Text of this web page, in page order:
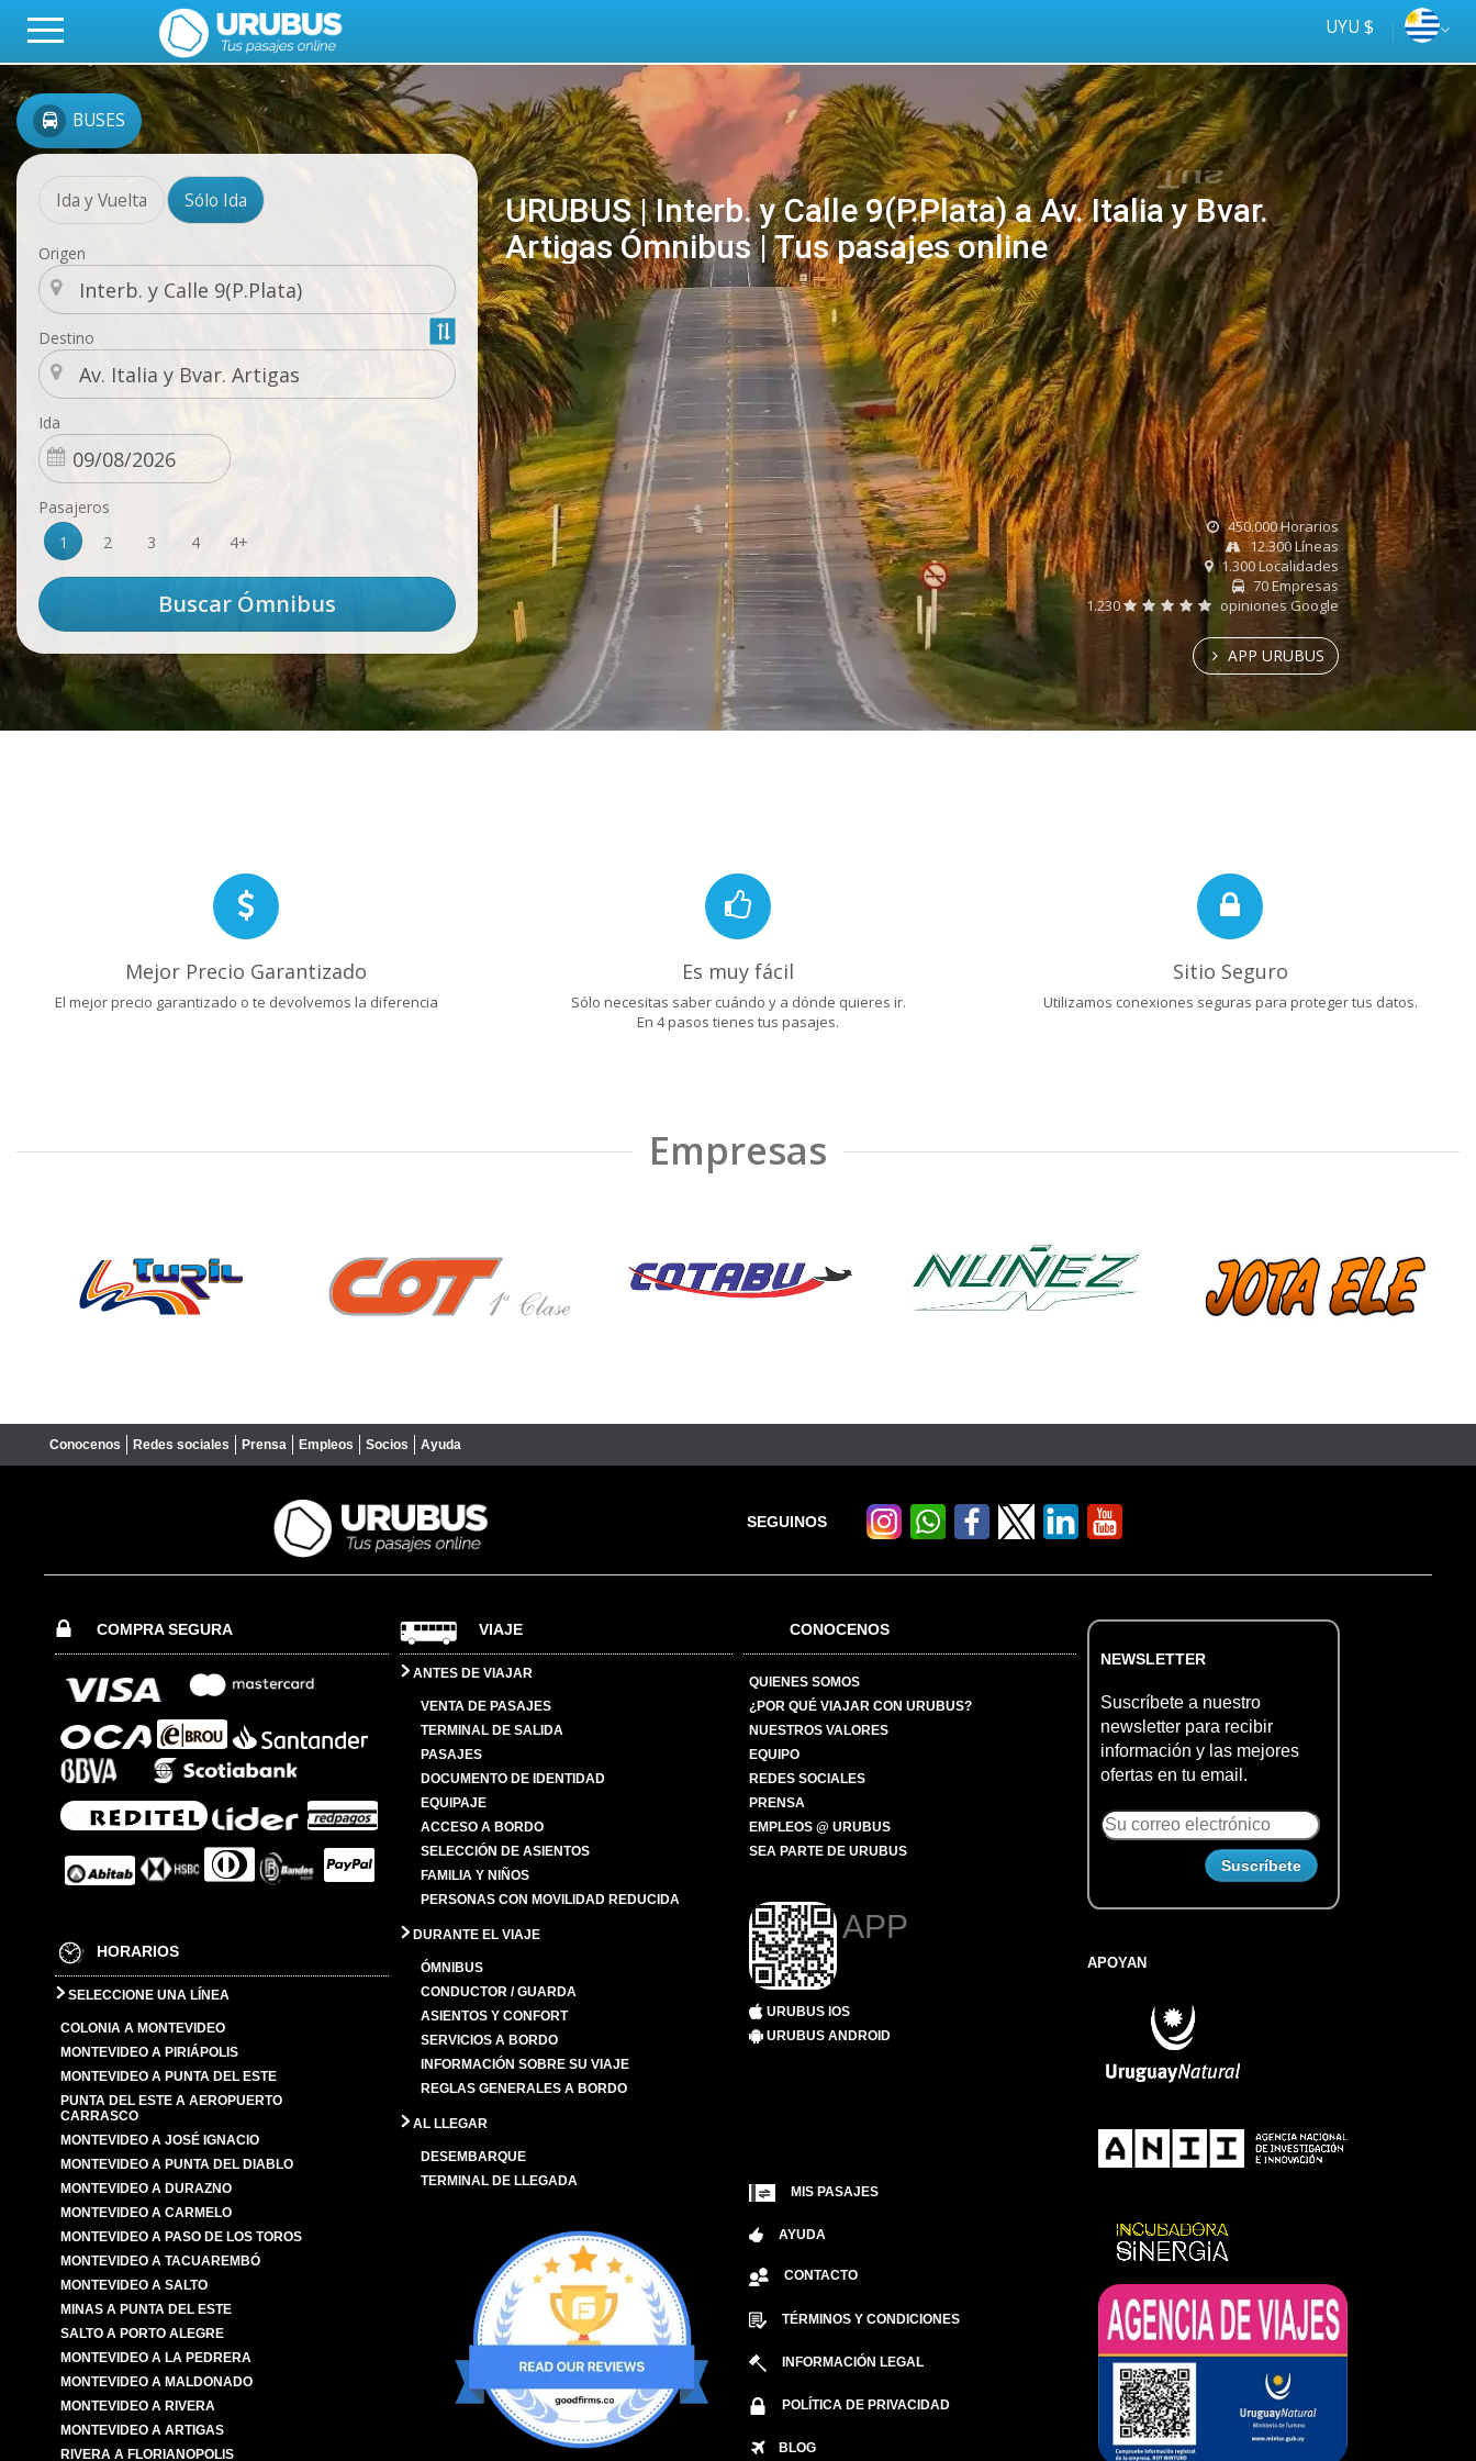
UYU $
BUSES
Ida y Vuelta Sólo Ida
Origen
Destino
Ida
Pasajeros
1
2 3 4 4+
URUBUS | Interb. y Calle 9(P.Plata) a Av. Italia y Bvar.
Artigas Ómnibus | Tus pasajes online
online
Tus
ómnibus
450.000 Horarios
12.300 Líneas
1.300 Localidades
70 Empresas
1.230
opiniones Google
APP URUBUS
Mejor Precio Garantizado
El mejor precio garantizado o te devolvemos la diferencia
Es muy fácil
Sólo necesitas saber cuándo y a dónde quieres ir.
En 4 pasos tienes tus pasajes.
Sitio Seguro
Utilizamos conexiones seguras para proteger tus datos.
Empresas
Conocenos Redes sociales Prensa Empleos Socios Ayuda
SEGUINOS
COMPRA SEGURA
HORARIOS
SELECCIONE UNA LÍNEA
COLONIA A MONTEVIDEO
MONTEVIDEO A PIRIÁPOLIS
MONTEVIDEO A PUNTA DEL ESTE
PUNTA DEL ESTE A AEROPUERTO
CARRASCO
MONTEVIDEO A JOSÉ IGNACIO
MONTEVIDEO A PUNTA DEL DIABLO
MONTEVIDEO A DURAZNO
MONTEVIDEO A CARMELO
MONTEVIDEO A PASO DE LOS TOROS
MONTEVIDEO A TACUAREMBÓ
MONTEVIDEO A SALTO
MINAS A PUNTA DEL ESTE
SALTO A PORTO ALEGRE
MONTEVIDEO A LA PEDRERA
MONTEVIDEO A MALDONADO
MONTEVIDEO A RIVERA
MONTEVIDEO A ARTIGAS
RIVERA A FLORIANOPOLIS
VIAJE
ANTES DE VIAJAR
VENTA DE PASAJES
TERMINAL DE SALIDA
PASAJES
DOCUMENTO DE IDENTIDAD
EQUIPAJE
ACCESO A BORDO
SELECCIÓN DE ASIENTOS
FAMILIA Y NIÑOS
PERSONAS CON MOVILIDAD REDUCIDA
DURANTE EL VIAJE
ÓMNIBUS
CONDUCTOR / GUARDA
ASIENTOS Y CONFORT
SERVICIOS A BORDO
INFORMACIÓN SOBRE SU VIAJE
REGLAS GENERALES A BORDO
AL LLEGAR
DESEMBARQUE
TERMINAL DE LLEGADA
CONOCENOS
QUIENES SOMOS
¿POR QUÉ VIAJAR CON URUBUS?
NUESTROS VALORES
EQUIPO
REDES SOCIALES
PRENSA
EMPLEOS @ URUBUS
SEA PARTE DE URUBUS
APP
URUBUS IOS
URUBUS ANDROID
MIS PASAJES
AYUDA
CONTACTO
TÉRMINOS Y CONDICIONES
INFORMACIÓN LEGAL
POLÍTICA DE PRIVACIDAD
BLOG
NEWSLETTER
Suscríbete a nuestro
newsletter para recibir
información y las mejores
ofertas en tu email.
APOYAN